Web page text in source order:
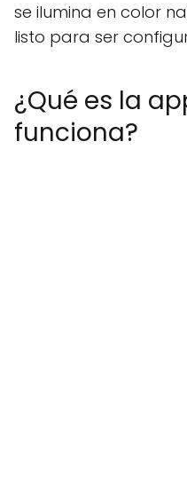
se ilumina en color
listo para ser
¿Qué es la
funciona?